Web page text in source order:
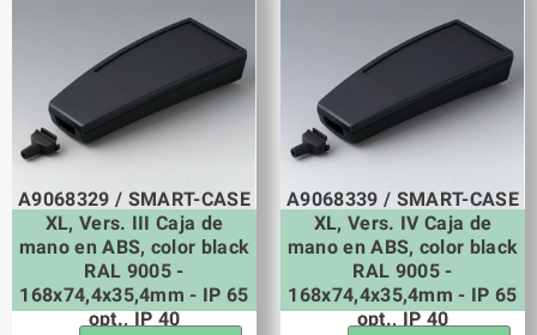
A9068329 / SMART-CASE
XL, Vers. III Caja de
mano en ABS, color black
RAL 9005 -
168x74,4x35,4mm - IP 65
opt., IP 40
A9068339 / SMART-CASE
XL, Vers. IV Caja de
mano en ABS, color black
RAL 9005 -
168x74,4x35,4mm - IP 65
opt., IP 40